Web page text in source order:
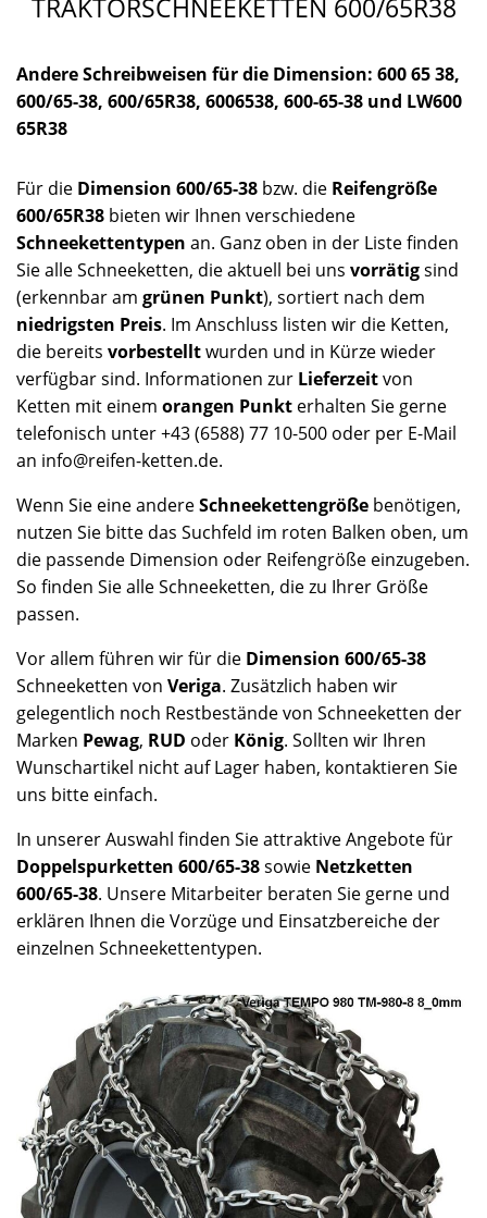
TRAKTORSCHNEEKETTEN 600/65R38
Andere Schreibweisen für die Dimension: 600 65 38,
600/65-38, 600/65R38, 6006538, 600-65-38 und LW600
65R38
Für die Dimension 600/65-38 bzw. die Reifengröße
600/65R38 bieten wir Ihnen verschiedene
Schneekettentypen an. Ganz oben in der Liste finden
Sie alle Schneeketten, die aktuell bei uns vorrätigsind
(erkennbar am grünen Punkt), sortiert nach dem
niedrigsten Preis. Im Anschluss listen wir die Ketten,
die bereits vorbestelltwurden und in Kürze wieder
verfügbar sind. Informationen zur Lieferzeitvon
Ketten mit einem orangen Punkt erhalten Sie gerne
telefonisch unter +43 (6588) 77 10-500 oder per E-Mail
an info@reifen-ketten.de.
Wenn Sie eine andereSchneekettengröße benötigen,
nutzen Sie bitte das Suchfeld im roten Balken oben, um
die passende Dimension oder Reifengröße einzugeben.
So finden Sie alle Schneeketten, die zu Ihrer Größe
passen.
Vor allem führen wir für die Dimension 600/65-38
Schneeketten von Veriga. Zusätzlich haben wir
gelegentlich noch Restbestände von Schneeketten der
Marken Pewag, RUD oder König. Sollten wir Ihren
Wunschartikel nicht auf Lager haben, kontaktieren Sie
uns bitte einfach.
In unserer Auswahl finden Sie attraktive Angebote für
Doppelspurketten 600/65-38sowie Netzketten
600/65-38. Unsere Mitarbeiter beraten Sie gerne und
erklären Ihnen die Vorzüge und Einsatzbereiche der
einzelnen Schneekettentypen.